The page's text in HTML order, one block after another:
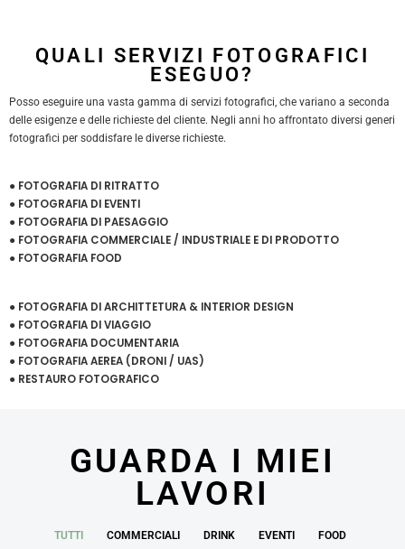
QUALI SERVIZI FOTOGRAFICI
ESEGUO?
Posso eseguire una vasta gamma di servizi fotografici, che variano a seconda
delle esigenze e delle richieste del cliente. Negli anni ho affrontato diversi generi
fotografici per soddisfare le diverse richieste.
● FOTOGRAFIA DI RITRATTO
● FOTOGRAFIA DI EVENTI
● FOTOGRAFIA DI PAESAGGIO
● FOTOGRAFIA COMMERCIALE / INDUSTRIALE E DI PRODOTTO
● FOTOGRAFIA FOOD
● FOTOGRAFIA DI ARCHITTETURA & INTERIOR DESIGN
● FOTOGRAFIA DI VIAGGIO
● FOTOGRAFIA DOCUMENTARIA
● FOTOGRAFIA AEREA (DRONI / UAS)
● RESTAURO FOTOGRAFICO
GUARDA I MIEI
LAVORI
TUTTI COMMERCIALI DRINK EVENTI FOOD